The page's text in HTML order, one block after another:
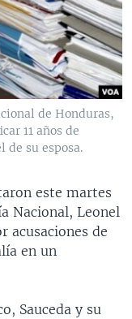
de Honduras,
11 años de
de su esposa.
este martes
Nacional, Leonel
acusaciones de
en un
Sauceda y su